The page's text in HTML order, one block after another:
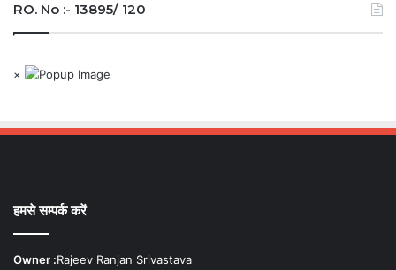
RO. No :- 13895/ 120
×
हमसे सम्पर्क करें
Owner :Rajeev Ranjan Srivastava